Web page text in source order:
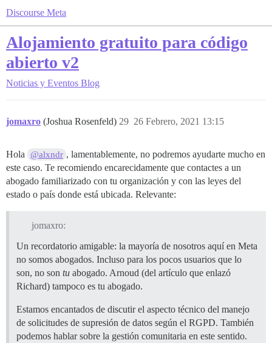
Discourse Meta
Alojamiento gratuito para código
abierto v2
Noticias y Eventos Blog
jomaxro (Joshua Rosenfeld) 26 Febrero, 2021 13:15
29
Hola @alxndr , lamentablemente, no podremos ayudarte mucho en
este caso. Te recomiendo encarecidamente que contactes a un
abogado familiarizado con tu organización y con las leyes del
estado o país donde está ubicada. Relevante:
jomaxro:
Un recordatorio amigable: la mayoría de nosotros aquí en Meta
no somos abogados. Incluso para los pocos usuarios que lo
son, no son tu abogado. Arnoud (del artículo que enlazó
Richard) tampoco es tu abogado.
Estamos encantados de discutir el aspecto técnico del manejo
de solicitudes de supresión de datos según el RGPD. También
podemos hablar sobre la gestión comunitaria en este sentido.